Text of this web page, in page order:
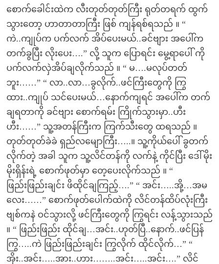
စောက်ခေါင်းထဲက လီးတုတ်တုတ်ကြီး ရုတ်တရက် ထွက်
သွားတော့ ဟာတာတာကြီး ဖြစ် ကျန်ရစ်ရသည် ။ “
ကဲ..ကျုပ်က ပက်လက် အိပ်ပေးမယ်..ခင်ဗျား အပေါ်က
တက်ခွပြီး လိုးပေး….” လို့ သူက ပြောရင်း မွေ့ရာပေါ် ကို
ပက်လက်လှဲအိပ်ချလိုက်သည် ။ “ မ….မလုပ်တတ်
ဘူး……” “ လာ..လာ…ခွလိုက်..ဖင်ကြီးတွေကို ကြွ
ထား..ကျုပ် သင်ပေးမယ်…နောက်ကျရင် အပေါ်က တက်
ချရတာကို ခင်ဗျား စောက်ရမ်း ကြိုက်သွားမှာ..ဟီး
ဟီး……” သူ့အတန်ကြီးက ကြက်သီးတွေ ထရသည် ။
တုတ်တုတ်ခဲခဲ ရှည်လမျောကြီး…..။ သူ့ကိုယ်ပေါ် ခွတက်
လိုက်တဲ့ အခါ သူက သူ့လိင်တန်ကို လက်နဲ့ ကိုင်ပြီး ဒေါ်မိုး
မိုးရှိန်းရဲ့ စောက်ဖုတ်မှာ တေ့ပေးလိုက်သည် ။ “
ဖြည်းဖြည်းချင်း ဖိထိုင်ချကြည့်….” “ အင်း…..အို့…အမ
လေး……” စောက်ဖုတ်ပေါက်ထဲကို လိင်တန်ထိပ်လုံးကြီး
ဗျစ်ကနဲ ဝင်သွားလို့ ဖင်ကြီးတွေကို ကြွရင်း လန့်သွားသည်
။ “ ဖြည်းဖြည်း ထိုင်ချ…အင်း..ဟုတ်ပြီ..နောက်..ဖင်ပြန်
ကြွ…..ကဲ ဖြည်းဖြည်းချင်း ကြွလိုက် ထိုင်လိုက်…” “
အိုး..အင်း…..အား..ဟား……..အင်း…..အင်း….” လိင်